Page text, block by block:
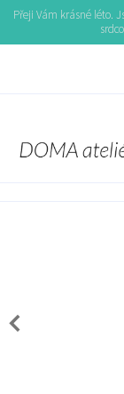
Přeji Vám krásné léto.